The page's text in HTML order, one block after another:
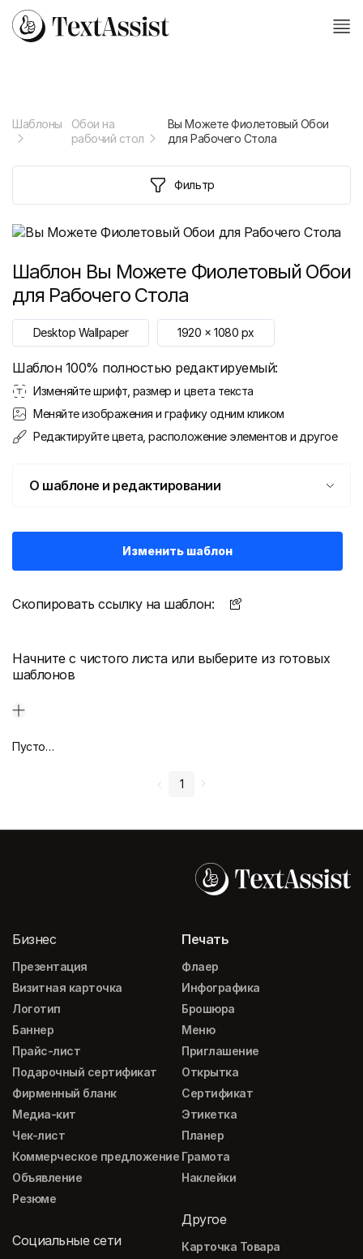
Шаблоны
Обои на
рабочий стол
Вы Можете Фиолетовый Обои
для Рабочего Стола
Фильтр
Шаблон Вы Можете Фиолетовый Обои
для Рабочего Стола
Desktop Wallpaper 1920 x 1080 px
Шаблон 100% полностью редактируемый:
Изменяйте шрифт, размер и цвета текста
Меняйте изображения и графику одним кликом
Редактируйте цвета, расположение элементов и другое
О шаблоне и редактировании
Изменить шаблон
Скопировать ссылку на шаблон:
Начните с чистого листа или выберите из готовых
шаблонов
Пустой дизайн-макет
1
Бизнес
Презентация
Визитная карточка
Логотип
Баннер
Прайс-лист
Подарочный сертификат
Фирменный бланк
Медиа-кит
Чек-лист
Коммерческое предложение
Объявление
Резюме
Социальные сети
Печать
Флаер
Инфографика
Брошюра
Меню
Приглашение
Открытка
Сертификат
Этикетка
Планер
Грамота
Наклейки
Другое
Карточка Товара